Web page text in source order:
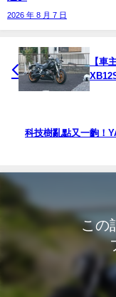
2026 年 8 月 7 日
【車
科技樹亂點又一齣！
この